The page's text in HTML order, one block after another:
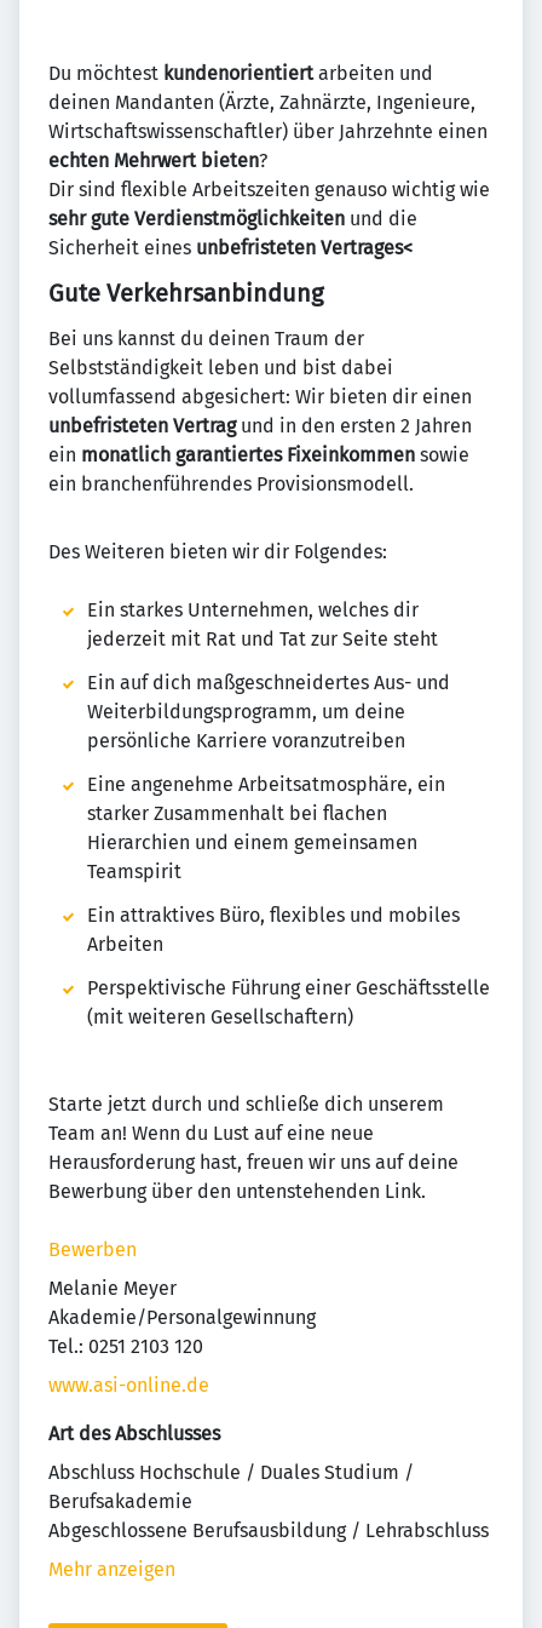
Du möchtest kundenorientiertarbeiten und
deinen Mandanten (Ärzte, Zahnärzte, Ingenieure,
Wirtschaftswissenschaftler) über Jahrzehnte einen
echten Mehrwert bieten?
Dir sind flexible Arbeitszeiten genauso wichtig wie
sehr gute Verdienstmöglichkeiten und die
Sicherheit eines unbefristeten Vertrages<
Gute Verkehrsanbindung
Bei uns kannst du deinen Traum der
Selbstständigkeit leben und bist dabei
vollumfassend abgesichert: Wir bieten dir einen
unbefristeten Vertragund in den ersten 2 Jahren
ein monatlich garantiertes Fixeinkommen sowie
ein branchenführendes Provisionsmodell.
Des Weiteren bieten wir dir Folgendes:
Ein starkes Unternehmen, welches dir
jederzeit mit Rat und Tat zur Seite steht
Ein auf dich maßgeschneidertes Aus- und
Weiterbildungsprogramm, um deine
persönliche Karriere voranzutreiben
Eine angenehme Arbeitsatmosphäre, ein
starker Zusammenhalt bei flachen
Hierarchien und einem gemeinsamen
Teamspirit
Ein attraktives Büro, flexibles und mobiles
Arbeiten
Perspektivische Führung einer Geschäftsstelle
(mit weiteren Gesellschaftern)
Starte jetzt durch und schließe dich unserem
Team an! Wenn du Lust auf eine neue
Herausforderung hast, freuen wir uns auf deine
Bewerbung über den untenstehenden Link.
Bewerben
Melanie Meyer
Akademie/Personalgewinnung
Tel.: 0251 2103 120
www.asi-online.de
Art des Abschlusses
Abschluss Hochschule / Duales Studium /
Berufsakademie
Abgeschlossene Berufsausbildung / Lehrabschluss
Mehr anzeigen